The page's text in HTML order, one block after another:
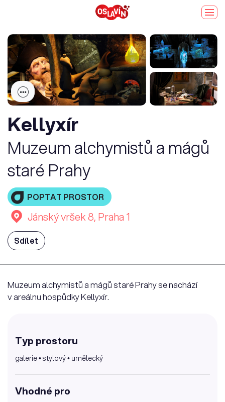
Kellyxír
Muzeum alchymistů a mágů
staré Prahy
POPTAT PROSTOR
Jánský vršek 8, Praha 1
Sdílet
Muzeum alchymistů a mágů staré Prahy se nachází
v areálnu hospůdky Kellyxír.
Typ prostoru
galerie • stylový • umělecký
Vhodné pro